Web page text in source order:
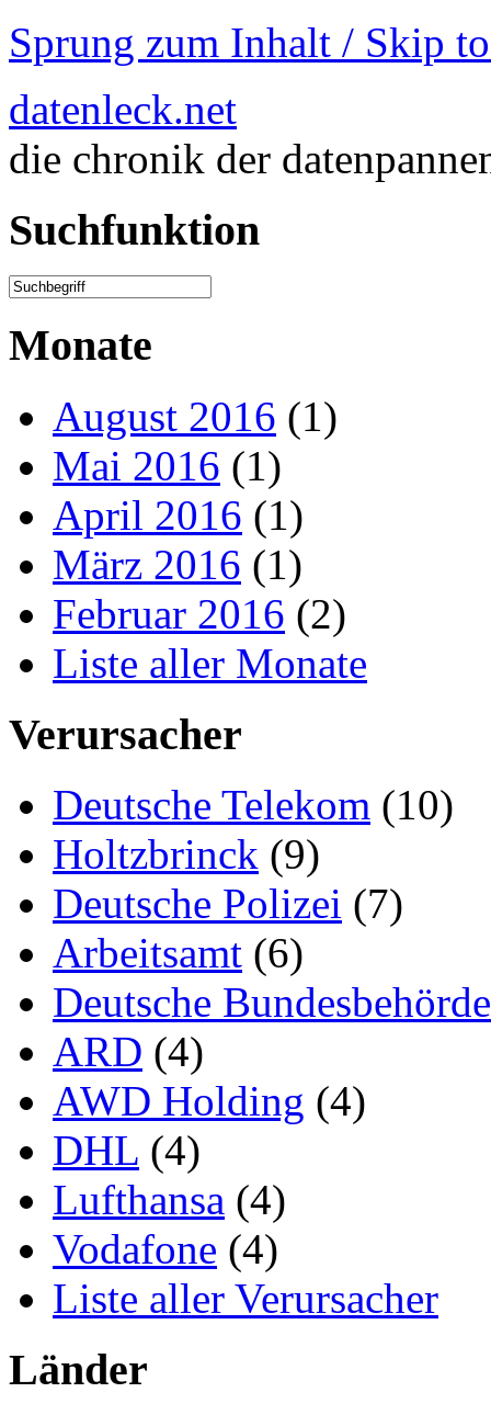
Sprung zum Inhalt / Skip
datenleck.net
die chronik der
Suchfunktion
Monate
August 2016 (1)
Mai 2016 (1)
April 2016 (1)
März 2016 (1)
Februar 2016 (2)
Liste aller Monate
Verursacher
Deutsche Telekom (10)
Holtzbrinck (9)
Deutsche Polizei (7)
Arbeitsamt (6)
Deutsche
ARD (4)
AWD Holding (4)
DHL (4)
Lufthansa (4)
Vodafone (4)
Liste aller Verursacher
Länder